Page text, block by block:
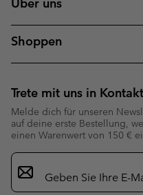
Shoppen
Trete mit uns in Kontakt
Melde dich für unseren
auf deine erste Bestellung,
einen Warenwert von 150 €
Newsletter-
Anmeldung